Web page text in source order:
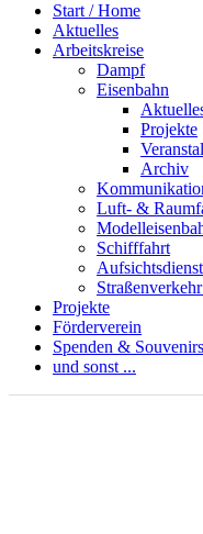
Start / Home
Aktuelles
Arbeitskreise
Dampf
Eisenbahn
Projekte
Archiv
Luft- &
Schifffahrt
Aufsichtsdienst
Projekte
Förderverein
Spenden & Souvenirs
und sonst ...